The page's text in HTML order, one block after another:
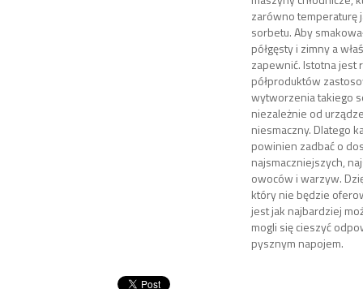
zarówno temperaturę
sorbetu. Aby
półgęsty i zimny a
zapewnić. Istotna jest
półproduktów
wytworzenia takiego
niezależnie od
niesmaczny. Dlatego
powinien zadbać o
najsmaczniejszych,
owoców i warzyw.
który nie będzie
jest jak najbardziej
mogli się cieszyć
pysznym napojem.